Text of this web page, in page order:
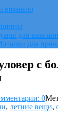
вязанию
для
для
с
0
, летние вещи,